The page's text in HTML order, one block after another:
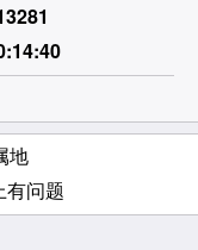
地
有问题